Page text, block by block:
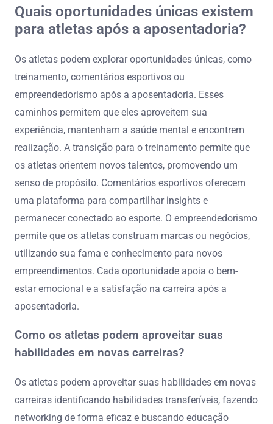
Quais oportunidades únicas existem
para atletas após a aposentadoria?
Os atletas podem explorar oportunidades únicas, como
treinamento, comentários esportivos ou
empreendedorismo após a aposentadoria. Esses
caminhos permitem que eles aproveitem sua
experiência, mantenham a saúde mental e encontrem
realização. A transição para o treinamento permite que
os atletas orientem novos talentos, promovendo um
senso de propósito. Comentários esportivos oferecem
uma plataforma para compartilhar insights e
permanecer conectado ao esporte. O empreendedorismo
permite que os atletas construam marcas ou negócios,
utilizando sua fama e conhecimento para novos
empreendimentos. Cada oportunidade apoia o bem-
estar emocional e a satisfação na carreira após a
aposentadoria.
Como os atletas podem aproveitar suas
habilidades em novas carreiras?
Os atletas podem aproveitar suas habilidades em novas
carreiras identificando habilidades transferíveis, fazendo
networking de forma eficaz e buscando educação